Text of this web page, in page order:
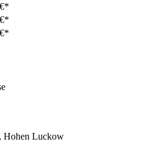
*
*
*
Hohen Luckow